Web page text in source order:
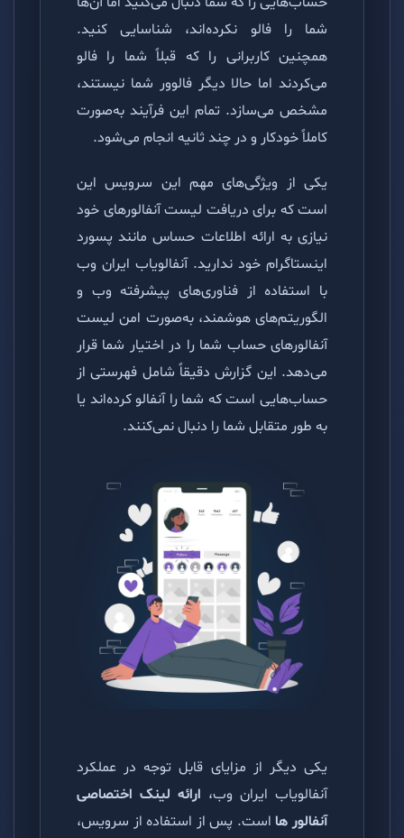
شما را فالو نکرده‌اند، شناسایی کنید.
همچنین کاربرانی را که قبلاً شما را فالو
می‌کردند اما حالا دیگر فالوور شما نیستند،
مشخص می‌سازد. تمام این فرآیند به‌صورت
کاملاً خودکار و در چند ثانیه انجام می‌شود.
یکی از ویژگی‌های مهم این سرویس این
است که برای دریافت لیست آنفالورهای خود
نیازی به ارائه اطلاعات حساس مانند پسورد
اینستاگرام خود ندارید. آنفالویاب ایران وب
با استفاده از فناوری‌های پیشرفته وب و
الگوریتم‌های هوشمند، به‌صورت امن لیست
آنفالورهای حساب شما را در اختیار شما قرار
می‌دهد. این گزارش دقیقاً شامل فهرستی از
حساب‌هایی است که شما را آنفالو کرده‌اند یا
به طور متقابل شما را دنبال نمی‌کنند.
یکی دیگر از مزایای قابل توجه در عملکرد
آنفالویاب ایران وب، ارائه لینک اختصاصی
آنفالور هااست. پس از استفاده از سرویس،